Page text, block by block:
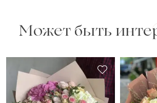
Может быть